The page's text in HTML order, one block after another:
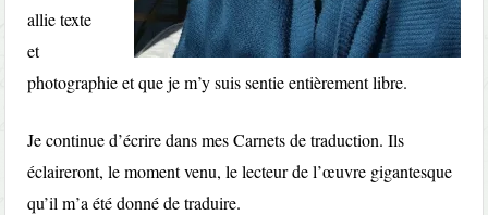
allie texte
et
photographie et que je m’y suis sentie entièrement libre.
Je continue d’écrire dans mes Carnets de traduction. Ils
éclaireront, le moment venu, le lecteur de l’œuvre gigantesque
qu’il m’a été donné de traduire.